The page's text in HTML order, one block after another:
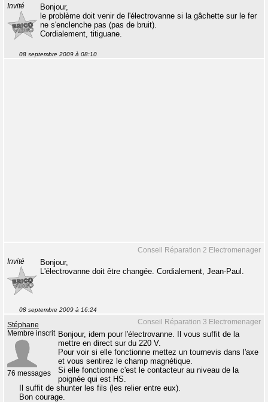
Invité
Bonjour,
le problème doit venir de l'électrovanne si la gâchette sur le fer
ne s'enclenche pas (pas de bruit).
Cordialement, titiguane.
08 septembre 2009 à 08:10
Conseil Réparation 2 Electromenager
Invité
Bonjour,
L'électrovanne doit être changée. Cordialement, Jean-Paul.
08 septembre 2009 à 16:24
Conseil Réparation 3 Electromenager
Stéphane
Membre inscrit
76 messages
Bonjour, idem pour l'électrovanne. Il vous suffit de la
mettre en direct sur du 220 V.
Pour voir si elle fonctionne mettez un tournevis dans l'axe
et vous sentirez le champ magnétique.
Si elle fonctionne c'est le contacteur au niveau de la
poignée qui est HS.
Il suffit de shunter les fils (les relier entre eux).
Bon courage.